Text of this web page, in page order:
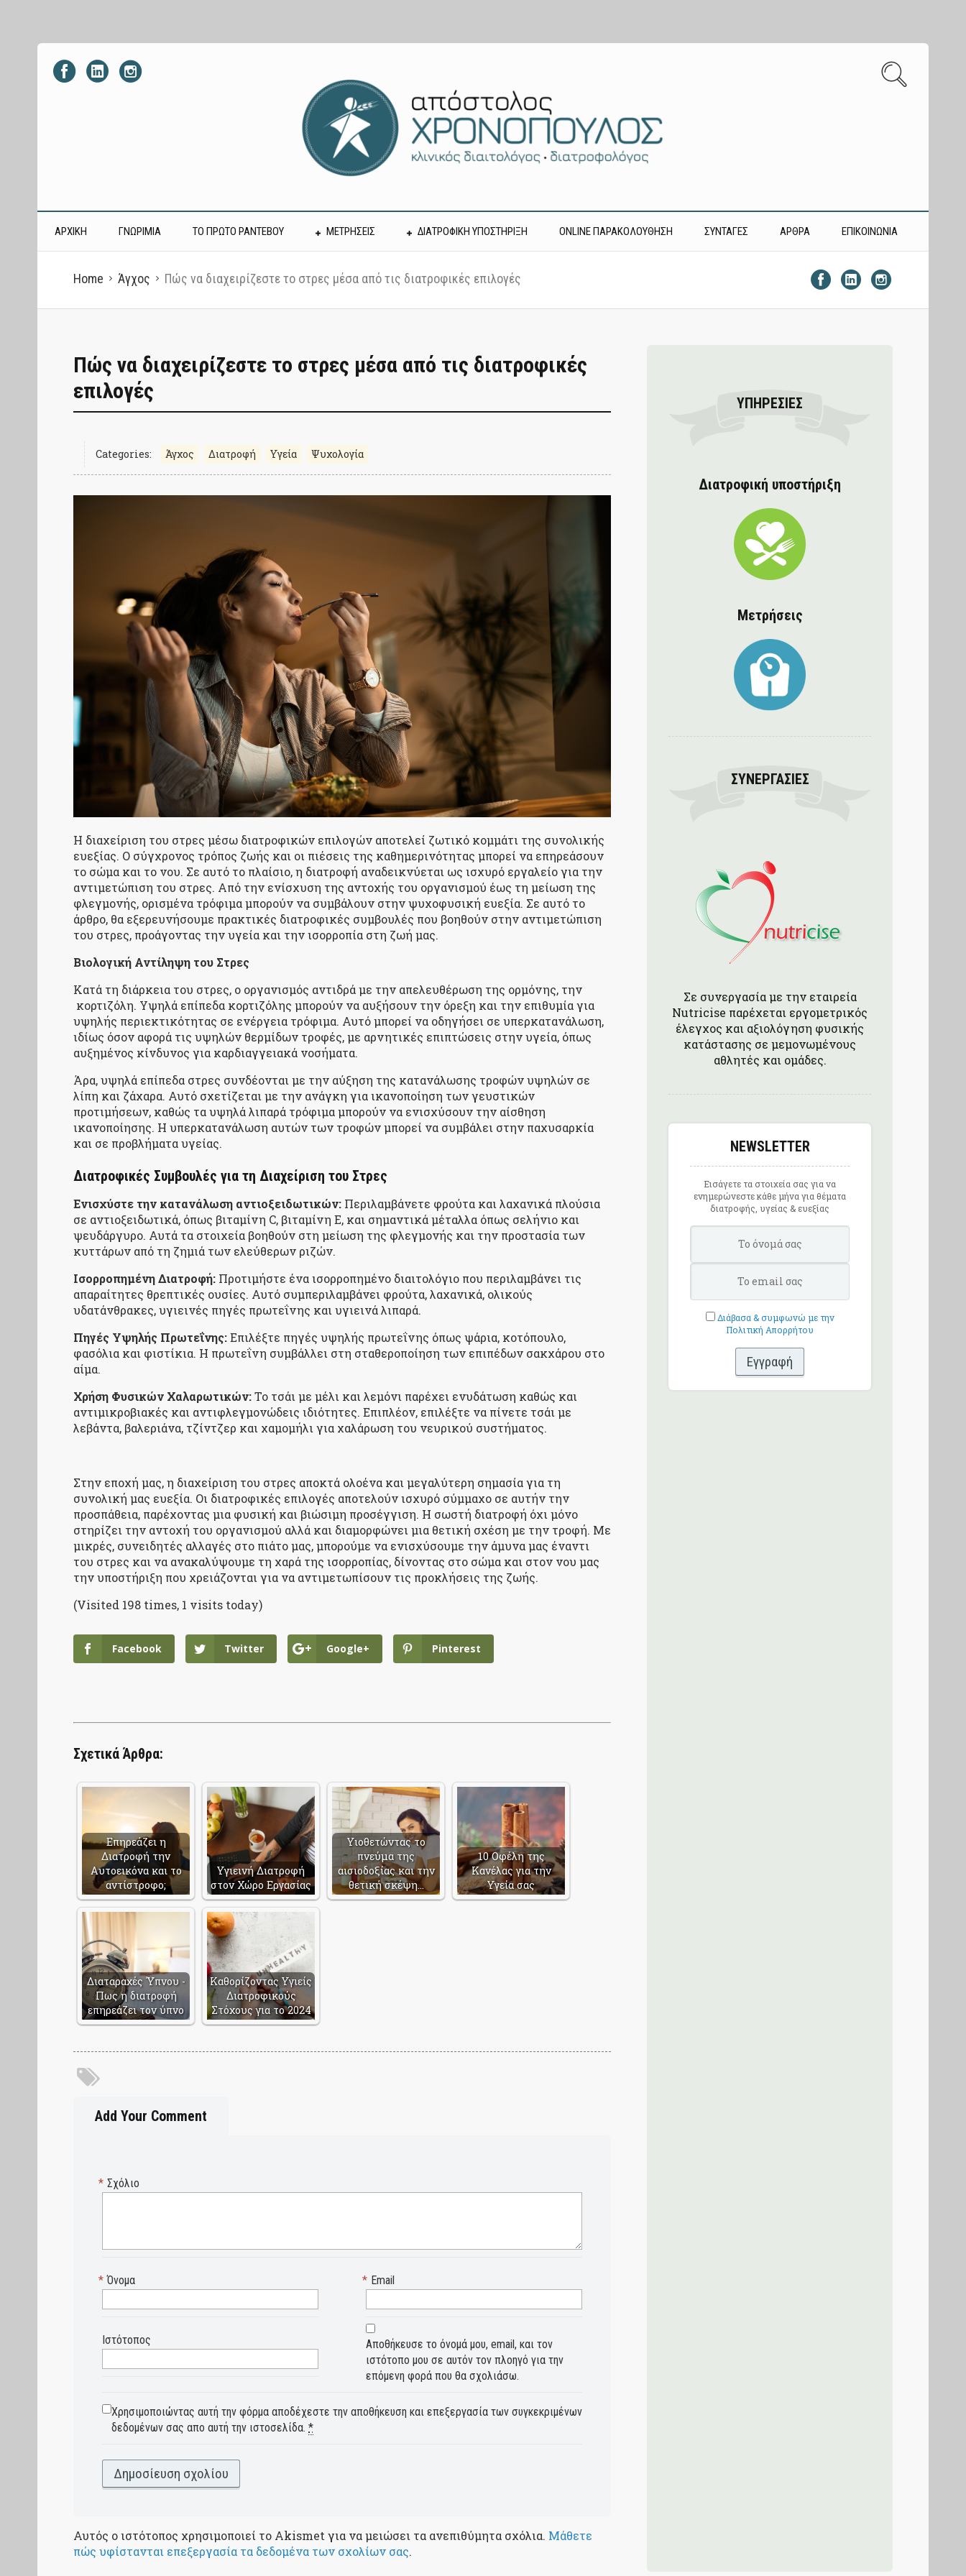
ΑΡΧΙΚΗ ΓΝΩΡΙΜΙΑ ΤΟ ΠΡΩΤΟ ΡΑΝΤΕΒΟΥ ΜΕΤΡΗΣΕΙΣ ΔΙΑΤΡΟΦΙΚΗ ΥΠΟΣΤΗΡΙΞΗ ONLINE ΠΑΡΑΚΟΛΟΎΘΗΣΗ ΣΥΝΤΑΓΕΣ ΑΡΘΡΑ ΕΠΙΚΟΙΝΩΝΙΑ
Home Άγχος Πώς να διαχειρίζεστε το στρες μέσα από τις διατροφικές επιλογές
Πώς να διαχειρίζεστε το στρες μέσα από τις διατροφικές
επιλογές
Categories: Άγχος Διατροφή Υγεία Ψυχολογία
Η διαχείριση του στρες μέσω διατροφικών επιλογών αποτελεί ζωτικό κομμάτι της συνολικής
ευεξίας. Ο σύγχρονος τρόπος ζωής και οι πιέσεις της καθημερινότητας μπορεί να επηρεάσουν
το σώμα και το νου. Σε αυτό το πλαίσιο, η διατροφή αναδεικνύεται ως ισχυρό εργαλείο για την
αντιμετώπιση του στρες. Από την ενίσχυση της αντοχής του οργανισμού έως τη μείωση της
φλεγμονής, ορισμένα τρόφιμα μπορούν να συμβάλουν στην ψυχοφυσική ευεξία. Σε αυτό το
άρθρο, θα εξερευνήσουμε πρακτικές διατροφικές συμβουλές που βοηθούν στην αντιμετώπιση
του στρες, προάγοντας την υγεία και την ισορροπία στη ζωή μας.
Βιολογική Αντίληψη του Στρες
Κατά τη διάρκεια του στρες, ο οργανισμός αντιδρά με την απελευθέρωση της ορμόνης, την
κορτιζόλη. Υψηλά επίπεδα κορτιζόλης μπορούν να αυξήσουν την όρεξη και την επιθυμία για
υψηλής περιεκτικότητας σε ενέργεια τρόφιμα. Αυτό μπορεί να οδηγήσει σε υπερκατανάλωση,
ιδίως όσον αφορά τις υψηλών θερμίδων τροφές, με αρνητικές επιπτώσεις στην υγεία, όπως
αυξημένος κίνδυνος για καρδιαγγειακά νοσήματα.
Άρα, υψηλά επίπεδα στρες συνδέονται με την αύξηση της κατανάλωσης τροφών υψηλών σε
λίπη και ζάχαρα. Αυτό σχετίζεται με την ανάγκη για ικανοποίηση των γευστικών
προτιμήσεων, καθώς τα υψηλά λιπαρά τρόφιμα μπορούν να ενισχύσουν την αίσθηση
ικανοποίησης. Η υπερκατανάλωση αυτών των τροφών μπορεί να συμβάλει στην παχυσαρκία
και σε προβλήματα υγείας.
Διατροφικές Συμβουλές για τη Διαχείριση του Στρες
Ενισχύστε την κατανάλωση αντιοξειδωτικών: Περιλαμβάνετε φρούτα και λαχανικά πλούσια
σε αντιοξειδωτικά, όπως βιταμίνη C, βιταμίνη E, και σημαντικά μέταλλα όπως σελήνιο και
ψευδάργυρο. Αυτά τα στοιχεία βοηθούν στη μείωση της φλεγμονής και την προστασία των
κυττάρων από τη ζημιά των ελεύθερων ριζών.
Ισορροπημένη Διατροφή: Προτιμήστε ένα ισορροπημένο διαιτολόγιο που περιλαμβάνει τις
απαραίτητες θρεπτικές ουσίες. Αυτό συμπεριλαμβάνει φρούτα, λαχανικά, ολικούς
υδατάνθρακες, υγιεινές πηγές πρωτεΐνης και υγιεινά λιπαρά.
Πηγές Υψηλής Πρωτεΐνης:Επιλέξτε πηγές υψηλής πρωτεΐνης όπως ψάρια, κοτόπουλο,
φασόλια και φιστίκια. Η πρωτεΐνη συμβάλλει στη σταθεροποίηση των επιπέδων σακχάρου στο
αίμα.
Χρήση Φυσικών Χαλαρωτικών:Το τσάι με μέλι και λεμόνι παρέχει ενυδάτωση καθώς και
αντιμικροβιακές και αντιφλεγμονώδεις ιδιότητες. Επιπλέον, επιλέξτε να πίνετε τσάι με
λεβάντα, βαλεριάνα, τζίντζερ και χαμομήλι για χαλάρωση του νευρικού συστήματος.
Στην εποχή μας, η διαχείριση του στρες αποκτά ολοένα και μεγαλύτερη σημασία για τη
συνολική μας ευεξία. Οι διατροφικές επιλογές αποτελούν ισχυρό σύμμαχο σε αυτήν την
προσπάθεια, παρέχοντας μια φυσική και βιώσιμη προσέγγιση. Η σωστή διατροφή όχι μόνο
στηρίζει την αντοχή του οργανισμού αλλά και διαμορφώνει μια θετική σχέση με την τροφή. Με
μικρές, συνειδητές αλλαγές στο πιάτο μας, μπορούμε να ενισχύσουμε την άμυνα μας έναντι
του στρες και να ανακαλύψουμε τη χαρά της ισορροπίας, δίνοντας στο σώμα και στον νου μας
την υποστήριξη που χρειάζονται για να αντιμετωπίσουν τις προκλήσεις της ζωής.
(Visited 198 times, 1 visits today)
Facebook Twitter Google+ Pinterest
Σχετικά Άρθρα:
Επηρεάζει η
Διατροφή την
Αυτοεικόνα και το
αντίστροφο;
Υγιεινή Διατροφή
στον Χώρο Εργασίας
Υιοθετώντας το
πνεύμα της
αισιοδοξίας και την
θετική σκέψη…
10 Οφέλη της
Κανέλας για την
Υγεία σας
Διαταραχές Ύπνου -
Πως η διατροφή
επηρεάζει τον ύπνο
Καθορίζοντας Υγιείς
Διατροφικούς
Στόχους για το 2024
Add Your Comment
Σχόλιο
*
Όνομα
* Email
*
Ιστότοπος
Αποθήκευσε το όνομά μου, email, και τον
ιστότοπο μου σε αυτόν τον πλοηγό για την
επόμενη φορά που θα σχολιάσω.
Χρησιμοποιώντας αυτή την φόρμα αποδέχεστε την αποθήκευση και επεξεργασία των συγκεκριμένων
δεδομένων σας απο αυτή την ιστοσελίδα. *
Αυτός ο ιστότοπος χρησιμοποιεί το Akismet για να μειώσει τα ανεπιθύμητα σχόλια. Μάθετε
πώς υφίστανται επεξεργασία τα δεδομένα των σχολίων σας.
ΥΠΗΡΕΣΊΕΣ
Διατροφική υποστήριξη
Μετρήσεις
ΣΥΝΕΡΓΑΣΊΕΣ
Σε συνεργασία με την εταιρεία
Nutricise παρέχεται εργομετρικός
έλεγχος και αξιολόγηση φυσικής
κατάστασης σε μεμονωμένους
αθλητές και ομάδες.
NEWSLETTER
Εισάγετε τα στοιχεία σας για να
ενημερώνεστε κάθε μήνα για θέματα
διατροφής, υγείας & ευεξίας
Διάβασα & συμφωνώ με την
Πολιτική Απορρήτου